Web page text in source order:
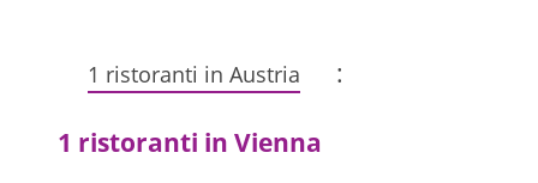
1 ristoranti in Austria :
1 ristoranti in Vienna